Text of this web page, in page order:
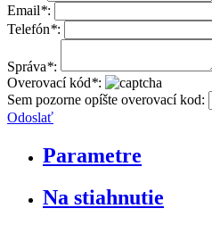
Email*:
Telefón*:
Správa*:
Overovací kód*:
Sem pozorne opíšte overovací kod:
Odoslať
Parametre
Na stiahnutie